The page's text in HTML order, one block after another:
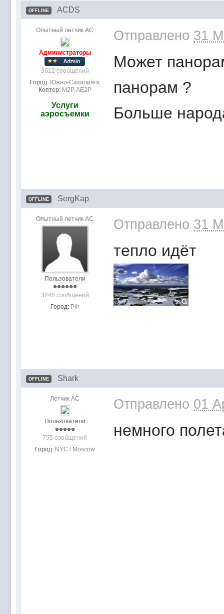
OFFLINE ACDS
Опытный летчик АС
Администраторы
3612 сообщений
Город: Южно-Сахалинск
Коптер: M2P, AE2P
Услуги
аэросъемки
Отправлено 31
Может
панорам ?
Больше
OFFLINE SergKap
Опытный летчик АС
Пользователи
3245 сообщений
Город: РФ
Отправлено 31
тепло идёт
OFFLINE Shark
Летчик АС
Пользователи
755 сообщений
Город: NYC / Moscow
Отправлено 01
немного